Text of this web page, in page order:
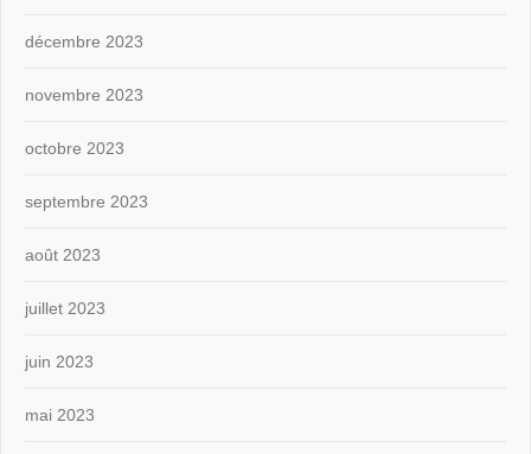
décembre 2023
novembre 2023
octobre 2023
septembre 2023
août 2023
juillet 2023
juin 2023
mai 2023